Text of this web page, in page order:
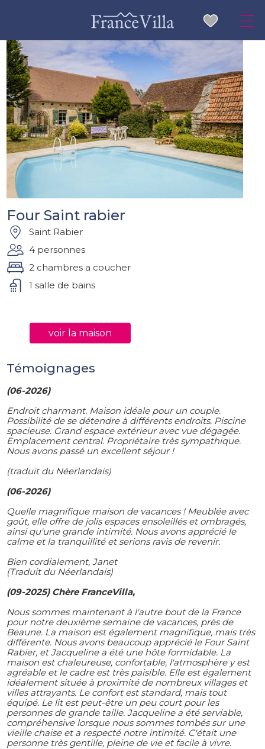
Four Saint rabier
Saint Rabier
4 personnes
2 chambres a coucher
1 salle de bains
voir la maison
Témoignages
(06-2026)
Endroit charmant. Maison idéale pour un couple.
Possibilité de se détendre à différents endroits. Piscine
spacieuse. Grand espace extérieur avec vue dégagée.
Emplacement central. Propriétaire très sympathique.
Nous avons passé un excellent séjour !
(traduit du Néerlandais)
(06-2026)
Quelle magnifique maison de vacances ! Meublée avec
goût, elle offre de jolis espaces ensoleillés et ombragés,
ainsi qu'une grande intimité. Nous avons apprécié le
calme et la tranquillité et serions ravis de revenir.
Bien cordialement, Janet
(Traduit du Néerlandais)
(09-2025) Chère FranceVilla,
Nous sommes maintenant à l'autre bout de la France
pour notre deuxième semaine de vacances, près de
Beaune. La maison est également magnifique, mais très
différente. Nous avons beaucoup apprécié le Four Saint
Rabier, et Jacqueline a été une hôte formidable. La
maison est chaleureuse, confortable, l'atmosphère y est
agréable et le cadre est très paisible. Elle est également
idéalement située à proximité de nombreux villages et
villes attrayants. Le confort est standard, mais tout
équipé. Le lit est peut-être un peu court pour les
personnes de grande taille. Jacqueline a été serviable,
compréhensive lorsque nous sommes tombés sur une
vieille chaise et a respecté notre intimité. C'était une
personne très gentille, pleine de vie et facile à vivre.